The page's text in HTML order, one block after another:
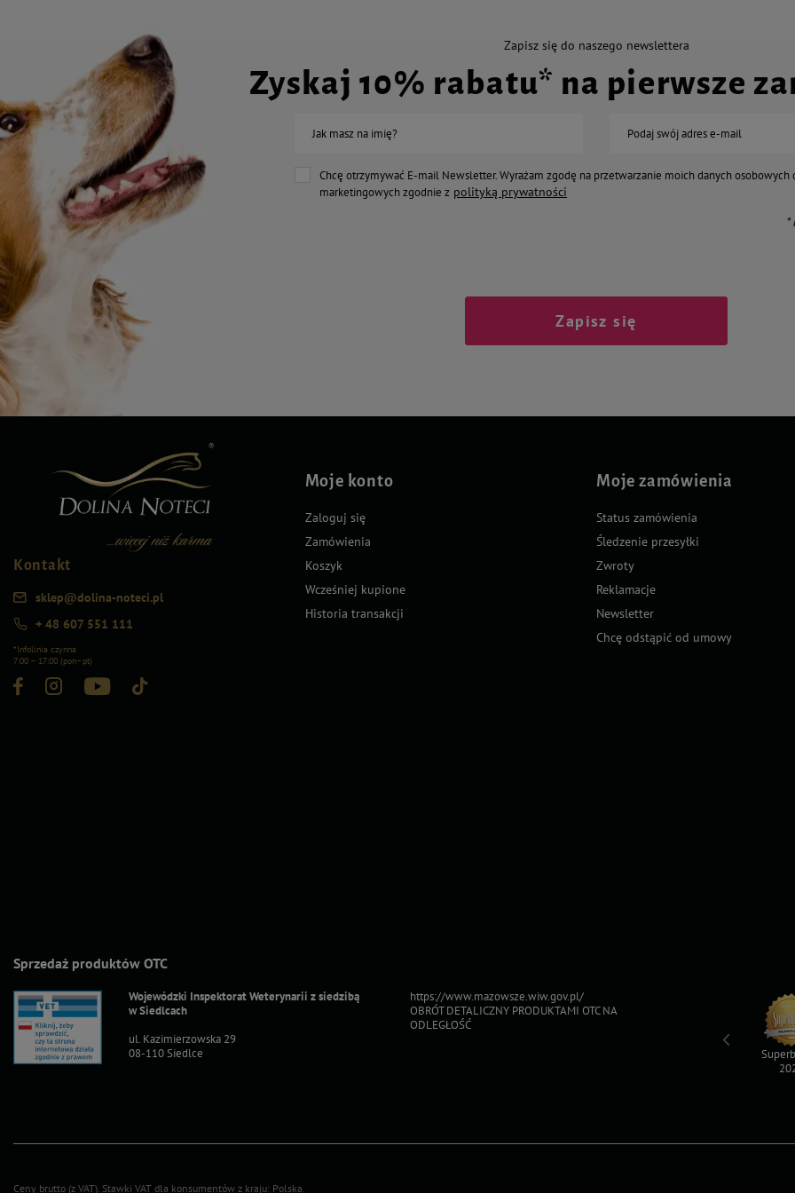
3b405 (miedź) 8,6 mg
3b502 (mangan) 64 mg
3b603 (cynk) 60 mg
3b801 (selen) 0,17 mg
Dodatki technologiczne
przeciwutleniacze
konserwanty
Zapisz się do naszego newslettera
Zyskaj 10% rabatu* na pierwsze
Jak masz na imię? Podaj swój adres e-mail
Chcę otrzymywać E-mail Newsletter. Wyrażam zgodę na przetwarzanie moich danych osobowych
marketingowych zgodnie z polityką prywatności
*
Zapisz się
Kontakt
sklep@dolina-noteci.pl
+ 48 607 551 111
*Infolinia czynna
7:00 – 17:00 (pon–pt)
Moje konto
Zaloguj się
Zamówienia
Koszyk
Wcześniej kupione
Historia transakcji
Moje zamówienia
Status zamówienia
Śledzenie przesyłki
Zwroty
Reklamacje
Newsletter
Chcę odstąpić od umowy
Sprzedaż produktów OTC
Wojewódzki Inspektorat Weterynarii z siedzibą
w Siedlcach
ul. Kazimierzowska 29
08-110 Siedlce
https://www.mazowsze.wiw.gov.pl/
OBRÓT DETALICZNY PRODUKTAMI OTC NA
ODLEGŁOŚĆ
Ceny brutto (z VAT). Stawki VAT dla konsumentów z kraju: Polska.